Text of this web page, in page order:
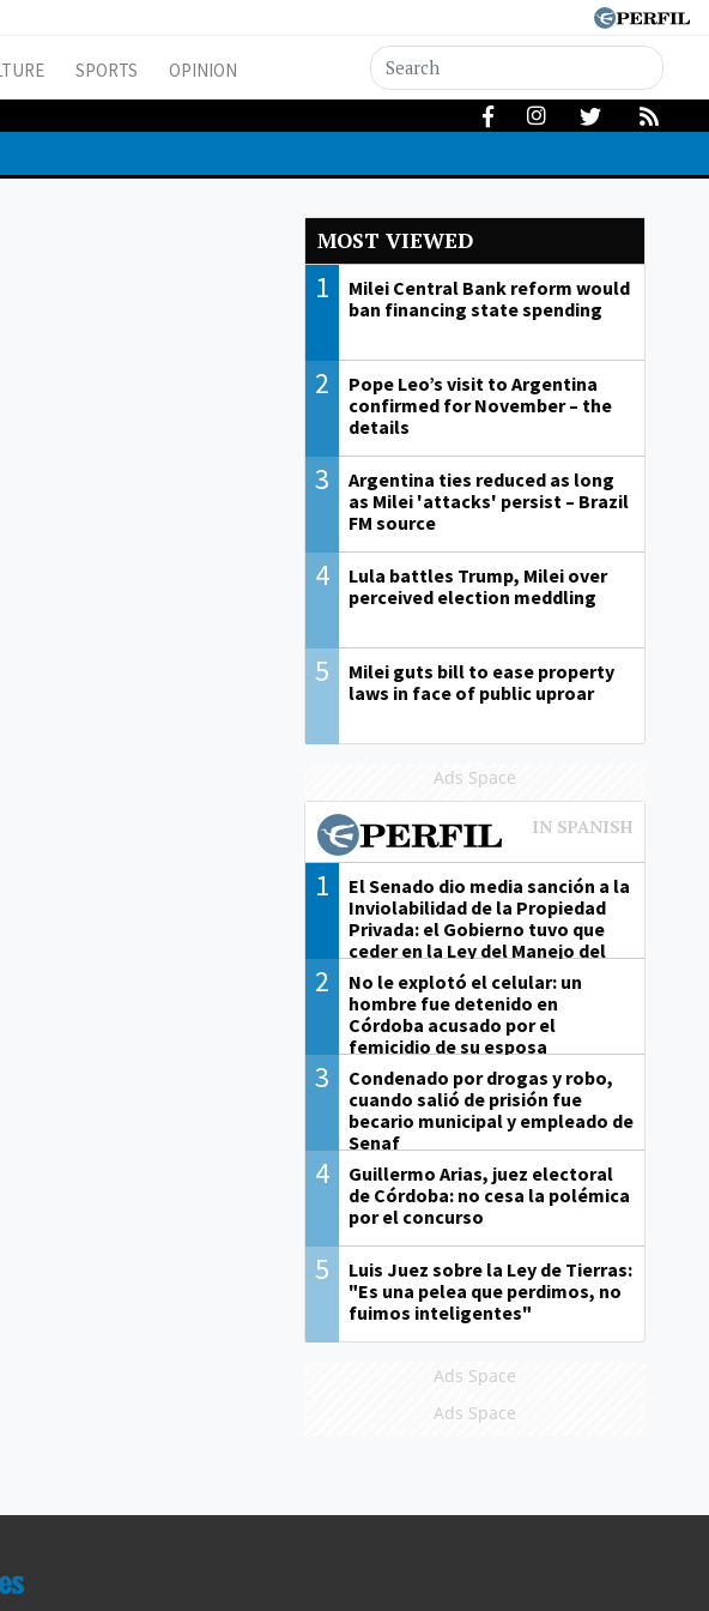
SPORTS OPINION
MOST VIEWED
1
Milei Central Bank reform would
ban financing state spending
2
Pope Leo’s visit to Argentina
confirmed for November – the
details
3
Argentina ties reduced as long
as Milei 'attacks' persist – Brazil
FM source
4
Lula battles Trump, Milei over
perceived election meddling
5
Milei guts bill to ease property
laws in face of public uproar
Ads Space
1
El Senado dio media sanción a la
Inviolabilidad de la Propiedad
Privada: el Gobierno tuvo que
ceder en la Ley del Manejo del
Fuego
2
No le explotó el celular: un
hombre fue detenido en
Córdoba acusado por el
femicidio de su esposa
3
Condenado por drogas y robo,
cuando salió de prisión fue
becario municipal y empleado de
Senaf
4
Guillermo Arias, juez electoral
de Córdoba: no cesa la polémica
por el concurso
5
Luis Juez sobre la Ley de Tierras:
"Es una pelea que perdimos, no
fuimos inteligentes"
Ads Space
Ads Space